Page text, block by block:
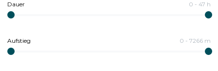
Dauer 0 - 47 h
Aufstieg 0 - 7266 m